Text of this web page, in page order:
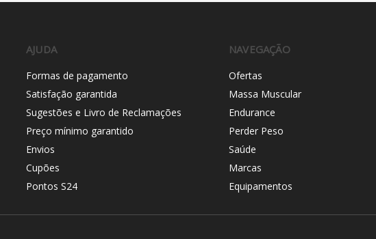
AJUDA
Formas de pagamento
Satisfação garantida
Sugestões e Livro de Reclamações
Preço mínimo garantido
Envios
Cupões
Pontos S24
NAVEGAÇÃO
Ofertas
Massa Muscular
Endurance
Perder Peso
Saúde
Marcas
Equipamentos